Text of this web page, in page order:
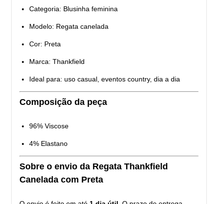
Categoria: Blusinha feminina
Modelo: Regata canelada
Cor: Preta
Marca: Thankfield
Ideal para: uso casual, eventos country, dia a dia
Composição da peça
96% Viscose
4% Elastano
Sobre o envio da Regata Thankfield
Canelada com Preta